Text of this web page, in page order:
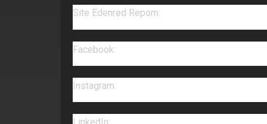
Site Edenred Repom:
Facebook:
Instagram: